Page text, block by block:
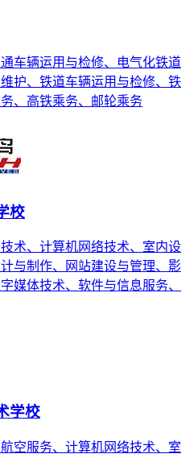
车辆运用与检修、电气化铁道
护、铁道车辆运用与检修、铁
、高铁乘务、邮轮乘务
校
术、计算机网络技术、室内设
与制作、网站建设与管理、影
媒体技术、软件与信息服务、
学校
空服务、计算机网络技术、室